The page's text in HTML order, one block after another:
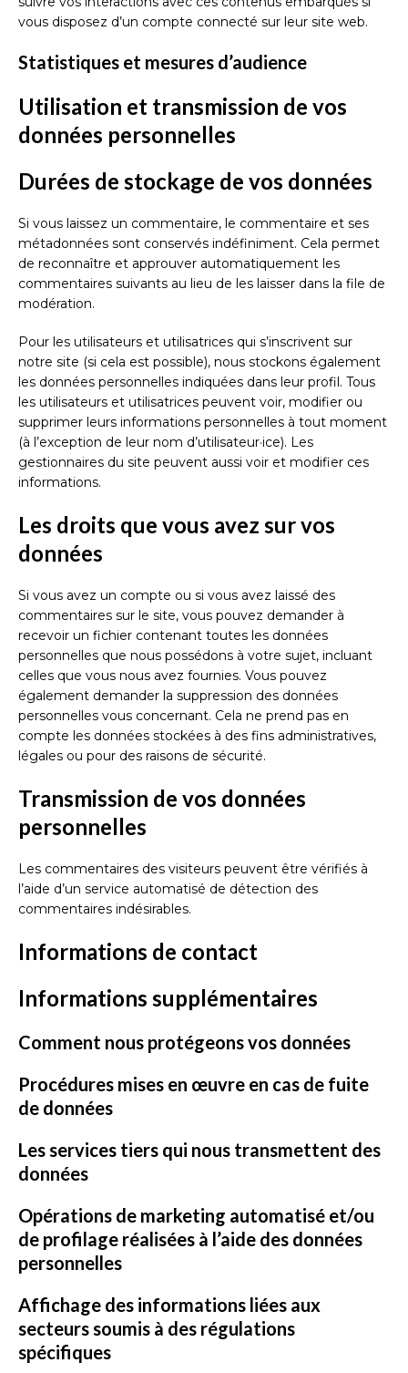
vous disposez d’un compte connecté sur leur site web.
Statistiques et mesures d’audience
Utilisation et transmission de vos
données personnelles
Durées de stockage de vos données
Si vous laissez un commentaire, le commentaire et ses
métadonnées sont conservés indéfiniment. Cela permet
de reconnaître et approuver automatiquement les
commentaires suivants au lieu de les laisser dans la file de
modération.
Pour les utilisateurs et utilisatrices qui s’inscrivent sur
notre site (si cela est possible), nous stockons également
les données personnelles indiquées dans leur profil. Tous
les utilisateurs et utilisatrices peuvent voir, modifier ou
supprimer leurs informations personnelles à tout moment
(à l’exception de leur nom d’utilisateur·ice). Les
gestionnaires du site peuvent aussi voir et modifier ces
informations.
Les droits que vous avez sur vos
données
Si vous avez un compte ou si vous avez laissé des
commentaires sur le site, vous pouvez demander à
recevoir un fichier contenant toutes les données
personnelles que nous possédons à votre sujet, incluant
celles que vous nous avez fournies. Vous pouvez
également demander la suppression des données
personnelles vous concernant. Cela ne prend pas en
compte les données stockées à des fins administratives,
légales ou pour des raisons de sécurité.
Transmission de vos données
personnelles
Les commentaires des visiteurs peuvent être vérifiés à
l’aide d’un service automatisé de détection des
commentaires indésirables.
Informations de contact
Informations supplémentaires
Comment nous protégeons vos données
Procédures mises en œuvre en cas de fuite
de données
Les services tiers qui nous transmettent des
données
Opérations de marketing automatisé et/ou
de profilage réalisées à l’aide des données
personnelles
Affichage des informations liées aux
secteurs soumis à des régulations
spécifiques